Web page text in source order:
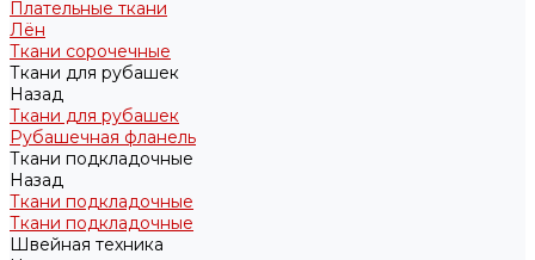
Плательные ткани
Лён
Ткани сорочечные
Ткани для рубашек
Назад
Ткани для рубашек
Рубашечная фланель
Ткани подкладочные
Назад
Ткани подкладочные
Ткани подкладочные
Швейная техника